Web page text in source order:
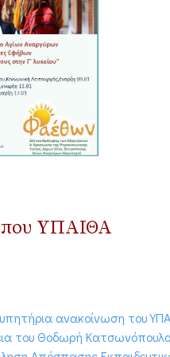
ΥΠΑΙΘΑ
ανακοίνωση του
του Θοδωρή